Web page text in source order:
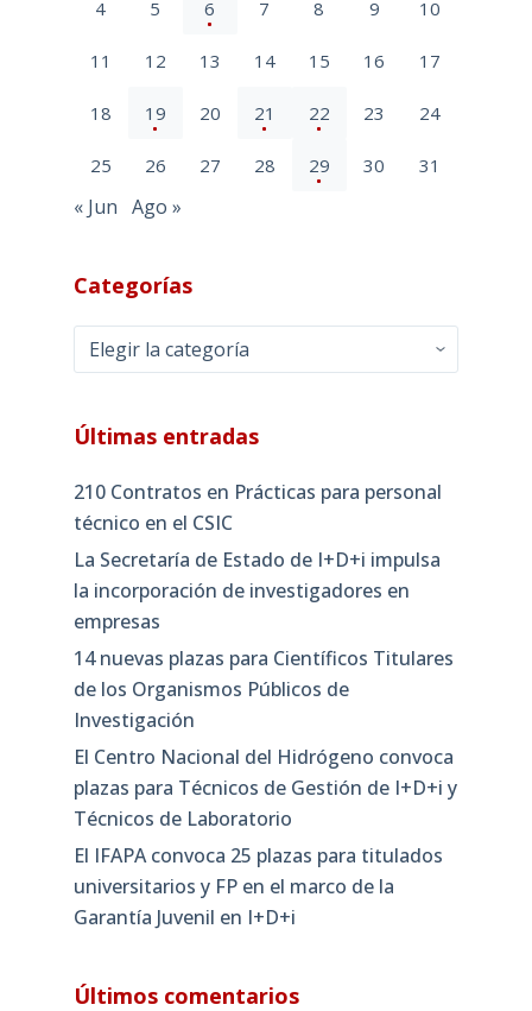
4 5 6 7 8 9 10
11 12 13 14 15 16 17
18 19 20 21 22 23 24
25 26 27 28 29 30 31
« Jun Ago »
Categorías
Categorías
Últimas entradas
210 Contratos en Prácticas para personal
técnico en el CSIC
La Secretaría de Estado de I+D+i impulsa
la incorporación de investigadores en
empresas
14 nuevas plazas para Científicos Titulares
de los Organismos Públicos de
Investigación
El Centro Nacional del Hidrógeno convoca
plazas para Técnicos de Gestión de I+D+i y
Técnicos de Laboratorio
El IFAPA convoca 25 plazas para titulados
universitarios y FP en el marco de la
Garantía Juvenil en I+D+i
Últimos comentarios